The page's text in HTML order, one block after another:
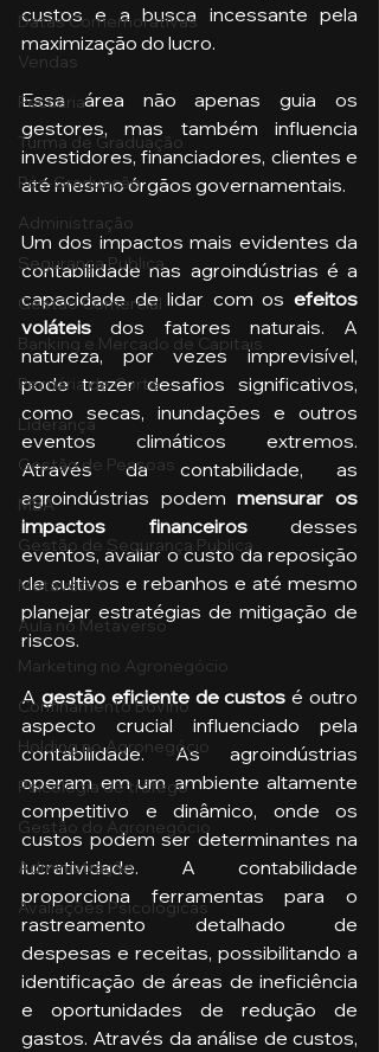
Datas Comemorativas
Vendas
Pecuária
Turma de Graduação
Pós-Graduação
Administração
Segurança Publica
Gestão Comercial
Banking e Mercado de Capitais
Pecuária de Corte
Liderança
Gestão de Pessoas
MBA
Gestão de Segurança Publica
Metaverso
Aula no Metaverso
Marketing no Agronegócio
Confinamento Bovino
Holding no Agronegócio
Psicologia de tráfego
Gestão do Agronegócio
Administração
Avaliações Psicológicas
custos e a busca incessante pela
maximização do lucro.
Essa área não apenas guia os
gestores, mas também influencia
investidores, financiadores, clientes e
até mesmo órgãos governamentais.
Um dos impactos mais evidentes da
contabilidade nas agroindústrias é a
capacidade de lidar com os efeitos
voláteis dos fatores naturais. A
natureza, por vezes imprevisível,
pode trazer desafios significativos,
como secas, inundações e outros
eventos climáticos extremos.
Através da contabilidade, as
agroindústrias podem mensurar os
impactos financeiros desses
eventos, avaliar o custo da reposição
de cultivos e rebanhos e até mesmo
planejar estratégias de mitigação de
riscos.
A gestão eficiente de custos é outro
aspecto crucial influenciado pela
contabilidade. As agroindústrias
operam em um ambiente altamente
competitivo e dinâmico, onde os
custos podem ser determinantes na
lucratividade. A contabilidade
proporciona ferramentas para o
rastreamento detalhado de
despesas e receitas, possibilitando a
identificação de áreas de ineficiência
e oportunidades de redução de
gastos. Através da análise de custos,